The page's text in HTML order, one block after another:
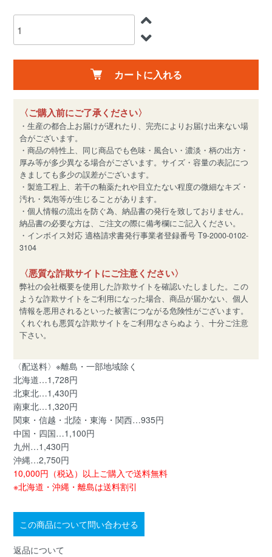
カートに入れる
〈ご購入前にご了承ください〉
・生産の都合上お届けが遅れたり、完売によりお届け出来ない場
合がございます。
・商品の特性上、同じ商品でも色味・風合い・濃淡・柄の出方・
厚み等が多少異なる場合がございます。サイズ・容量の表記につ
きましても多少の誤差がございます。
・製造工程上、若干の釉薬たれや目立たない程度の微細なキズ・
汚れ・気泡等が生じることがあります。
・個人情報の流出を防ぐ為、納品書の発行を致しておりません。
納品書の必要な方は、ご注文の際に備考欄にご記入ください。
・インボイス対応 適格請求書発行事業者登録番号 T9-2000-0102-
3104
〈悪質な詐欺サイトにご注意ください〉
弊社の会社概要を使用した詐欺サイトを確認いたしました。この
ような詐欺サイトをご利用になった場合、商品が届かない、個人
情報を悪用されるといった被害につながる危険性がございます。
くれぐれも悪質な詐欺サイトをご利用なさらぬよう、十分ご注意
下さい。
〈配送料〉※離島・一部地域除く
北海道…1,728円
北東北…1,430円
南東北…1,320円
関東・信越・北陸・東海・関西…935円
中国・四国…1,100円
九州…1,430円
沖縄…2,750円
10,000円（税込）以上ご購入で送料無料
※北海道・沖縄・離島は送料割引
この商品について問い合わせる
返品について